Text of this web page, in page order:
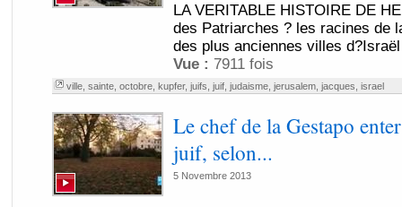
LA VERITABLE HISTOIRE DE
des Patriarches ? les racines de
des plus anciennes villes
Vue : 7911 fois
ville, sainte, octobre, kupfer, juifs juif, judaisme, jerusalem, jacques israel
Le chef de la Gestapo
juif, selon...
5 Novembre 2013